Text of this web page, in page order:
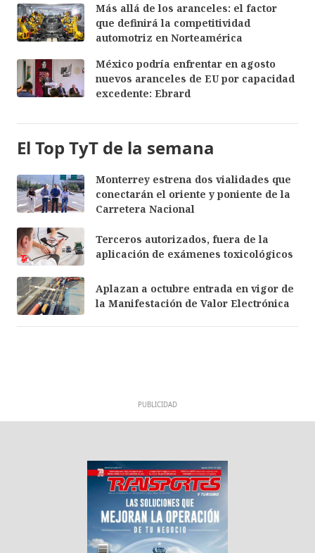
Más allá de los aranceles: el factor
que definirá la competitividad
automotriz en Norteamérica
México podría enfrentar en agosto
nuevos aranceles de EU por capacidad
excedente: Ebrard
El Top TyT de la semana
Monterrey estrena dos vialidades que
conectarán el oriente y poniente de la
Carretera Nacional
Terceros autorizados, fuera de la
aplicación de exámenes toxicológicos
Aplazan a octubre entrada en vigor de
la Manifestación de Valor Electrónica
PUBLICIDAD